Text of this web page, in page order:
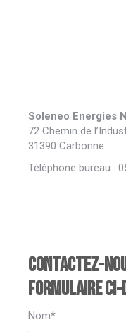
Soleneo Energies
72 Chemin de
31390 Carbonne
Téléphone bureau :
Contactez-
formulaire ci-
Nom*